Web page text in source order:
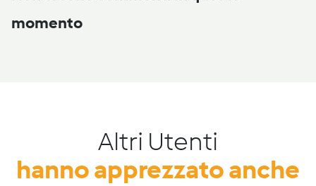
momento
Altri Utenti
hanno apprezzato anche